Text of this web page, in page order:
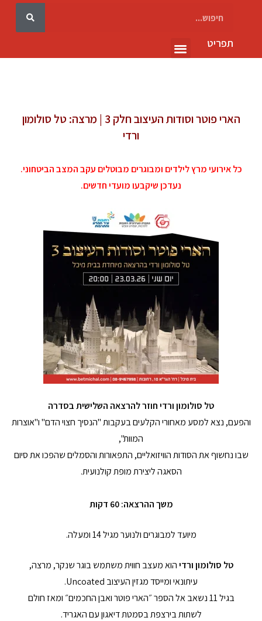
תפריט
הארי פוטר וסודות העיצוב חלק 3 | מרצה: טל סולומון
ורדי
כל אירועי מרץ לילדים ומבוגרים מבוטלים עקב המצב הביטחוני.
נעדכן שיקבעו מועדי חדשים.
טל סולומון ורדי חוזר להרצאה השלישית בסדרה
והפעם, נצא למסע מאחורי הקלעים בעקבות "הנסיך חצוי הדם" ו"אוצרות
המוות",
שבו נחשוף את הסודות הוויזואליים, התפאורות והסמלים שהפכו את סיום
הסאגה ליצירת מופת קולנועית.
משך ההרצאה: 60 דקות
מיועד למבוגרים ולנוער מגיל 14 ומעלה.
טל סולומון ורדיהוא מעצב חווית משתמש בוגר שנקר, מרצה,
עיתונאי ומייסד מגזין העיצוב Uncoated.
בגיל 11 נשאב אל הספר ״הארי פוטר ואבן החכמים״ ומאז חולם
לשתות בירצפת בסמטת דיאגון עם האגריד.